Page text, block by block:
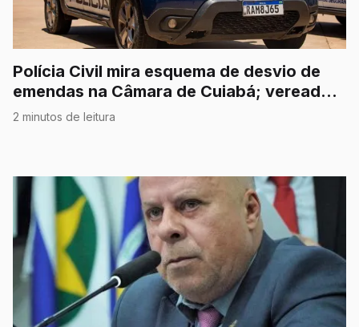
Polícia Civil mira esquema de desvio de
emendas na Câmara de Cuiabá; vereador
é afastado
2 minutos de leitura